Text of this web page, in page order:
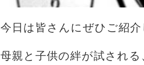
今日は皆さんにぜひご紹
母親と子供の絆が試され